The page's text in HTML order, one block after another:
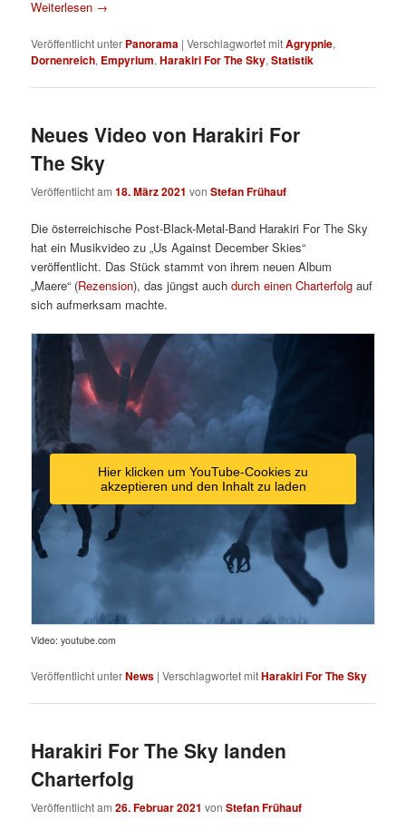
Weiterlesen →
Veröffentlicht unter Panorama |Verschlagwortet mitAgrypnie,
Dornenreich, Empyrium,Harakiri For The Sky,Statistik
Neues Video von Harakiri For
The Sky
Veröffentlicht am18. März 2021 vonStefan Frühauf
Die österreichische Post-Black-Metal-Band Harakiri For The Sky
hat ein Musikvideo zu „Us Against December Skies“
veröffentlicht. Das Stück stammt von ihrem neuen Album
„Maere“ (Rezension), das jüngst auchdurch einen Charterfolg auf
sich aufmerksam machte.
Hier klicken um YouTube-Cookies zu
akzeptieren und den Inhalt zu laden
Video: youtube.com
Veröffentlicht unterNews |Verschlagwortet mitHarakiri For The Sky
Harakiri For The Sky landen
Charterfolg
Veröffentlicht am26. Februar 2021 vonStefan Frühauf